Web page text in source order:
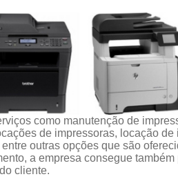
como manutenção de
de impressoras, locação de
outras opções que são
a empresa consegue
cliente.